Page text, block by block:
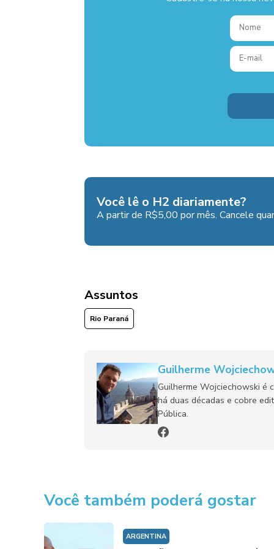
Você lê o H2 diariamente?
A partir de R$5,00 por mês. Cancele
Assuntos
Rio Paraná
Guilherme
Guilherme Wojciechowski é
há duas décadas e cobre
Pública.
Você também poderá gostar
ARGENTINA